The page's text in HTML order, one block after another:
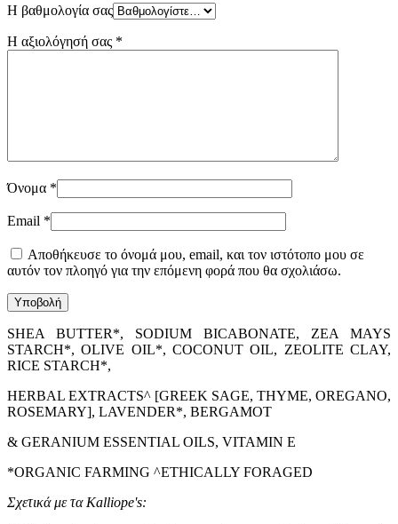
Η βαθμολογία σας
Η αξιολόγησή σας *
Όνομα *
Email *
Αποθήκευσε το όνομά μου, email, και τον ιστότοπο μου σε
αυτόν τον πλοηγό για την επόμενη φορά που θα σχολιάσω.
SHEA BUTTER*, SODIUM BICABONATE, ZEA MAYS
STARCH*, OLIVE OIL*, COCONUT OIL, ZEOLITE CLAY,
RICE STARCH*,
HERBAL EXTRACTS^ [GREEK SAGE, THYME, OREGANO,
ROSEMARY], LAVENDER*, BERGAMOT
& GERANIUM ESSENTIAL OILS, VITAMIN E
*ORGANIC FARMING ^ETHICALLY FORAGED
Σχετικά με τα Kalliope's: